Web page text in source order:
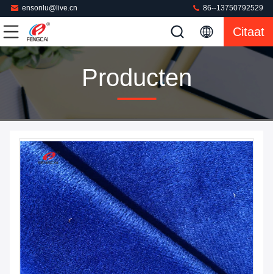
ensonlu@live.cn 86--13750792529
Citaat
Producten